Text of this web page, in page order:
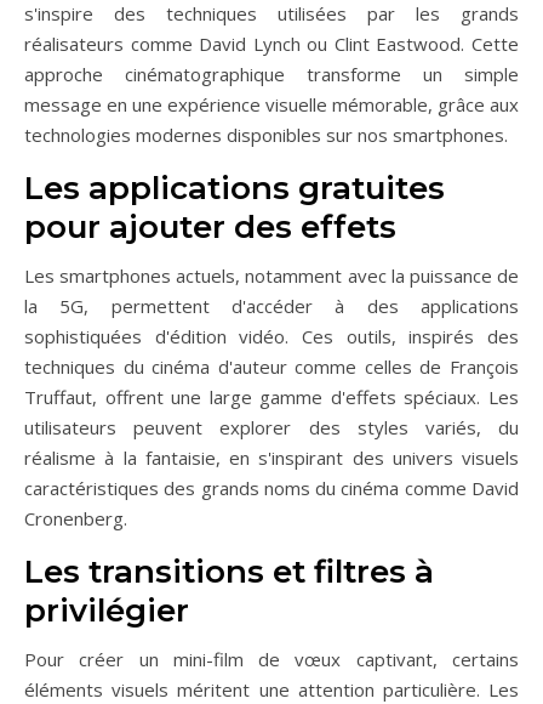
s'inspire des techniques utilisées par les grands
réalisateurs comme David Lynch ou Clint Eastwood. Cette
approche cinématographique transforme un simple
message en une expérience visuelle mémorable, grâce aux
technologies modernes disponibles sur nos smartphones.
Les applications gratuites
pour ajouter des effets
Les smartphones actuels, notamment avec la puissance de
la 5G, permettent d'accéder à des applications
sophistiquées d'édition vidéo. Ces outils, inspirés des
techniques du cinéma d'auteur comme celles de François
Truffaut, offrent une large gamme d'effets spéciaux. Les
utilisateurs peuvent explorer des styles variés, du
réalisme à la fantaisie, en s'inspirant des univers visuels
caractéristiques des grands noms du cinéma comme David
Cronenberg.
Les transitions et filtres à
privilégier
Pour créer un mini-film de vœux captivant, certains
éléments visuels méritent une attention particulière. Les